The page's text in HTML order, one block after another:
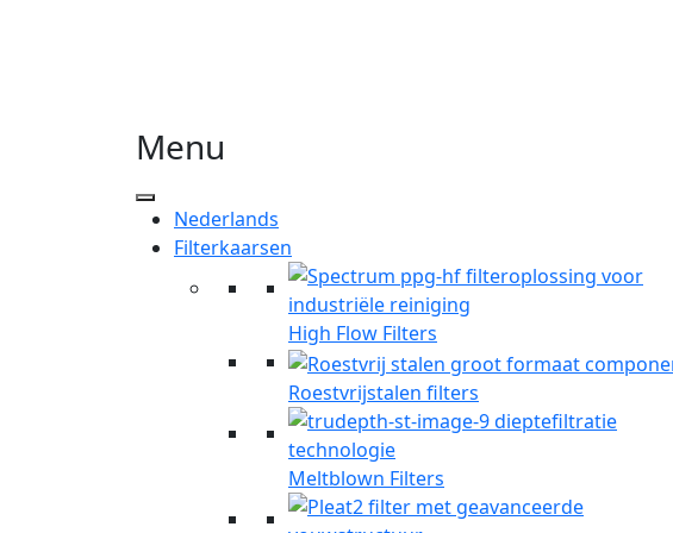
Menu
Nederlands
Filterkaarsen
High Flow Filters
Roestvrijstalen filters
Meltblown Filters